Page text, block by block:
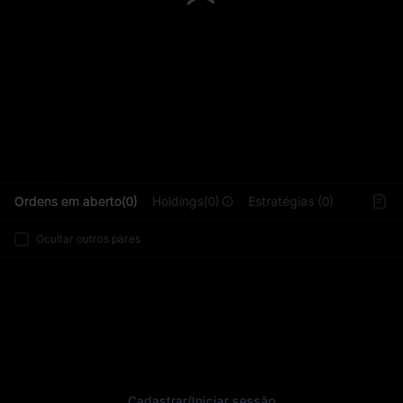
Ordens em aberto(0) Holdings(0) Estratégias (0)
Ocultar outros pares